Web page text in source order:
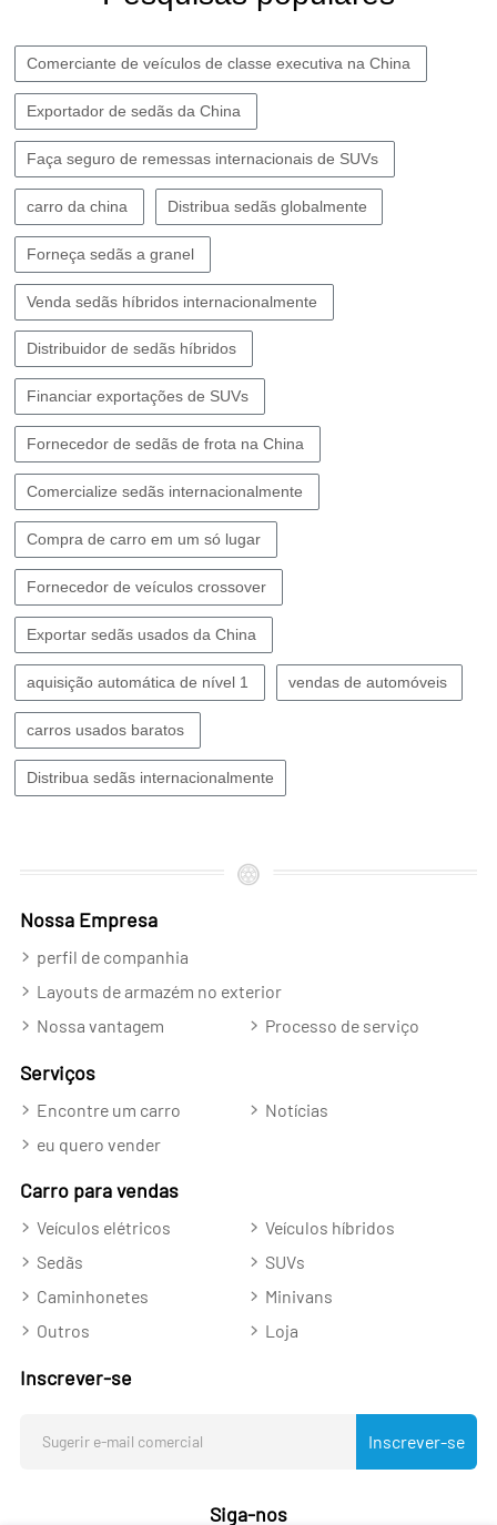
Comerciante de veículos de classe executiva na China
Exportador de sedãs da China
Faça seguro de remessas internacionais de SUVs
carro da china Distribua sedãs globalmente
Forneça sedãs a granel
Venda sedãs híbridos internacionalmente
Distribuidor de sedãs híbridos
Financiar exportações de SUVs
Fornecedor de sedãs de frota na China
Comercialize sedãs internacionalmente
Compra de carro em um só lugar
Fornecedor de veículos crossover
Exportar sedãs usados ​​da China
aquisição automática de nível 1 vendas de automóveis
carros usados ​​baratos
Distribua sedãs internacionalmente
Nossa Empresa
perfil de companhia
Layouts de armazém no exterior
Nossa vantagem
Processo de serviço
Serviços
Encontre um carro
Notícias
eu quero vender
Carro para vendas
Veículos elétricos
Veículos híbridos
Sedãs
SUVs
Caminhonetes
Minivans
Outros
Loja
Inscrever-se
Inscrever-se
Siga-nos